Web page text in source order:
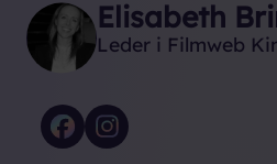
Elisabeth
Leder i Filmweb